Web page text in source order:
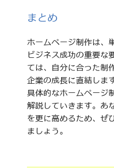
まとめ
ホームページ制作は、
ビジネス成功の重要な
ては、自分に合った制
企業の成長に直結しま
具体的なホームページ
解説していきます。あ
を更に高めるため、ぜ
ましょう。